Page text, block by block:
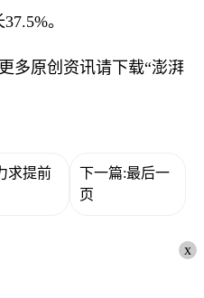
。
多原创资讯请下载“澎湃
求提前
下一篇:最后一
页
x